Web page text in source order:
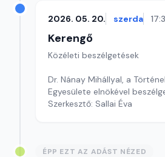
2026. 05. 20. szerda
Kerengő
Közéleti beszélgetések
Dr. Nánay Mihállyal, a
Egyesülete elnökével
Szerkesztő: Sallai Éva
ÉPP EZT AZ ADÁST NÉZED